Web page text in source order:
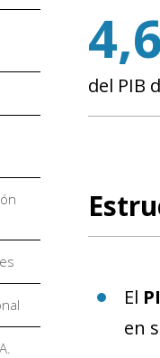
del PIB
El
en